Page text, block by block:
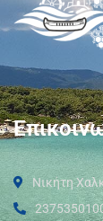
Νικήτη